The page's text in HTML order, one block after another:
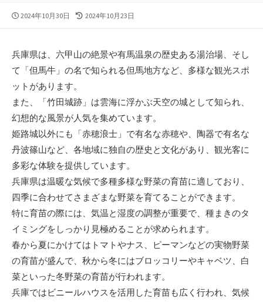
公
2024年10月30日
最
日
2024年10月23日
兵庫県は、六甲山の絶景や有馬温泉の歴史ある湯治場、そし
て「但馬牛」の名で知られる但馬地方など、多様な観光スポ
ットがあります。
また、「竹田城跡」は雲海に浮かぶ天空の城として知られ、
幻想的な風景が人気を集めています。
姫路城以外にも「赤穂浪士」で有名な赤穂や、陶器で有名な
丹波篠山など、各地域に独自の歴史と文化があり、観光客に
多彩な体験を提供しています。
兵庫県は温暖な気候で多種多様な野菜の育苗に適しており、
四季に合わせてさまざまな野菜を育てることができます。
特に育苗の際には、気温と湿度の調整が重要で、種まきのタ
イミングをしっかり見極めることが求められます。
春から夏にかけてはトマトやナス、ピーマンなどの実物野菜
の育苗が盛んで、秋から冬にはブロッコリーやキャベツ、白
菜といった冬野菜の育苗が行われます。
兵庫ではビニールハウスを活用した育苗も広く行われ、気候